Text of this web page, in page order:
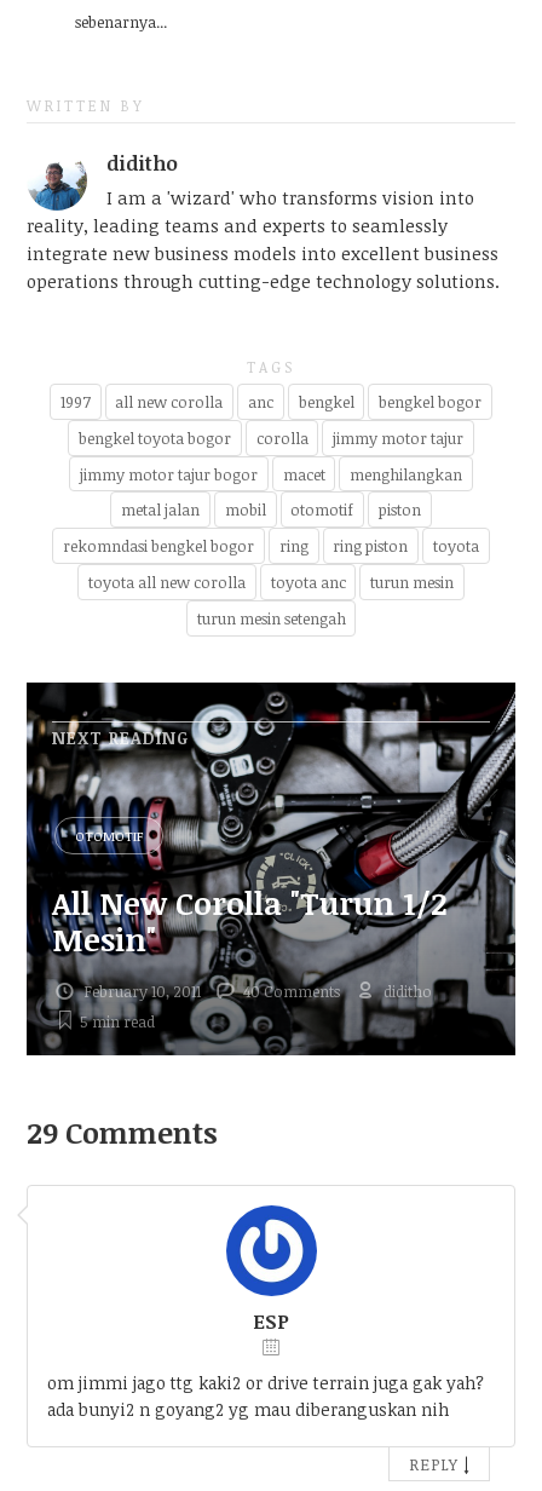
sebenarnya...
WRITTEN BY
diditho
I am a 'wizard' who transforms vision into
reality, leading teams and experts to seamlessly
integrate new business models into excellent business
operations through cutting-edge technology solutions.
TAGS
1997 all new corolla anc bengkel
bengkel bogor
bengkel toyota bogor
corolla
jimmy motor tajur
jimmy motor tajur bogor
macet
menghilangkan
metal jalan
mobil otomotif
piston
rekomndasi bengkel bogor
ring ring piston
toyota
toyota all new corolla
toyota anc
turun mesin
turun mesin setengah
NEXT READING
OTOMOTIF
All New Corolla "Turun 1/2
Mesin"
February 10, 2011 40 Comments
diditho
5 minread
29 Comments
ESP
om jimmi jago ttg kaki2 or drive terrain juga gak yah?
ada bunyi2 n goyang2 yg mau diberanguskan nih
REPLY ↓